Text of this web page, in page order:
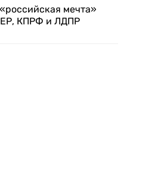
мечта»
ЕР, КПРФ и ЛДПР